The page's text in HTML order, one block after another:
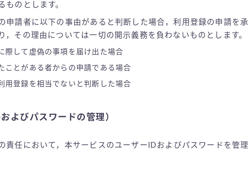
ものとします。
申請者に以下の事由があると判断した場合，利用登録の申請を承
，その理由については一切の開示義務を負わないものとします。
際して虚偽の事項を届け出た場合
ことがある者からの申請である場合
用登録を相当でないと判断した場合
よびパスワードの管理）
責任において，本サービスのユーザーIDおよびパスワードを管理